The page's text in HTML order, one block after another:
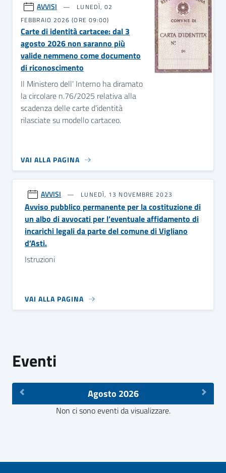
AVVISI
LUNEDÌ, 02
FEBBRAIO 2026 (ORE 09:00)
Carte di identità cartacee: dal 3
agosto 2026 non saranno più
valide nemmeno come documento
di riconoscimento
Il Ministero dell' Interno ha diramato
la circolare n.76/2025 relativa alla
scadenza delle carte d’identità
rilasciate su modello cartaceo.
VAI ALLA PAGINA
AVVISI LUNEDÌ, 13 NOVEMBRE 2023
Avviso pubblico permanente per la costituzione di
un albo di avvocati per l’eventuale affidamento di
incarichi legali da parte del comune di Vigliano
d’Asti.
Istruzioni
VAI ALLA PAGINA
Eventi
Agosto 2026
Non ci sono eventi da visualizzare.